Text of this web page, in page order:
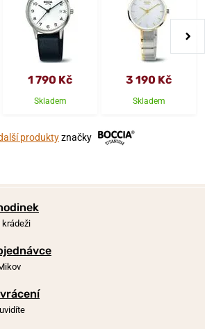
1 790 Kč
Skladem
3 190 Kč
Skladem
produktyznačky
krádeži